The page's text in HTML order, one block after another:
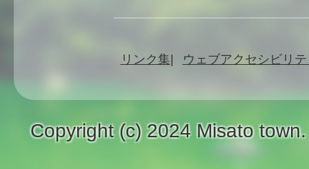
リンク集 ウェブアクセシビリ
Copyright (c) 2024 Misato